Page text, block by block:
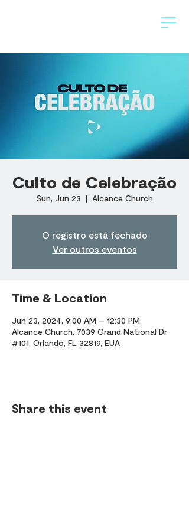
Culto de Celebração
Sun, Jun 23
  |
Alcance Church
O registro está fechado
Ver outros eventos
Time & Location
Jun 23, 2024, 9:00 AM – 12:30 PM
Alcance Church, 7039 Grand National Dr
#101, Orlando, FL 32819, EUA
Share this event